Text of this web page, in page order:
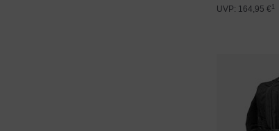
UVP: 164,95 €